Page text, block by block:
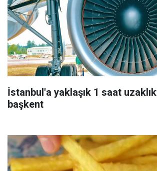
İstanbul'a yaklaşık 1 saat
başkent